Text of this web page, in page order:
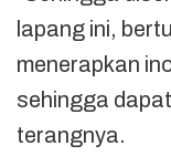
lapang ini,
menerapkan
sehingga
terangnya.